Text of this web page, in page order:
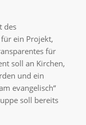
des
ein Projekt,
für
soll an Kirchen,
und ein
evangelisch“
soll bereits